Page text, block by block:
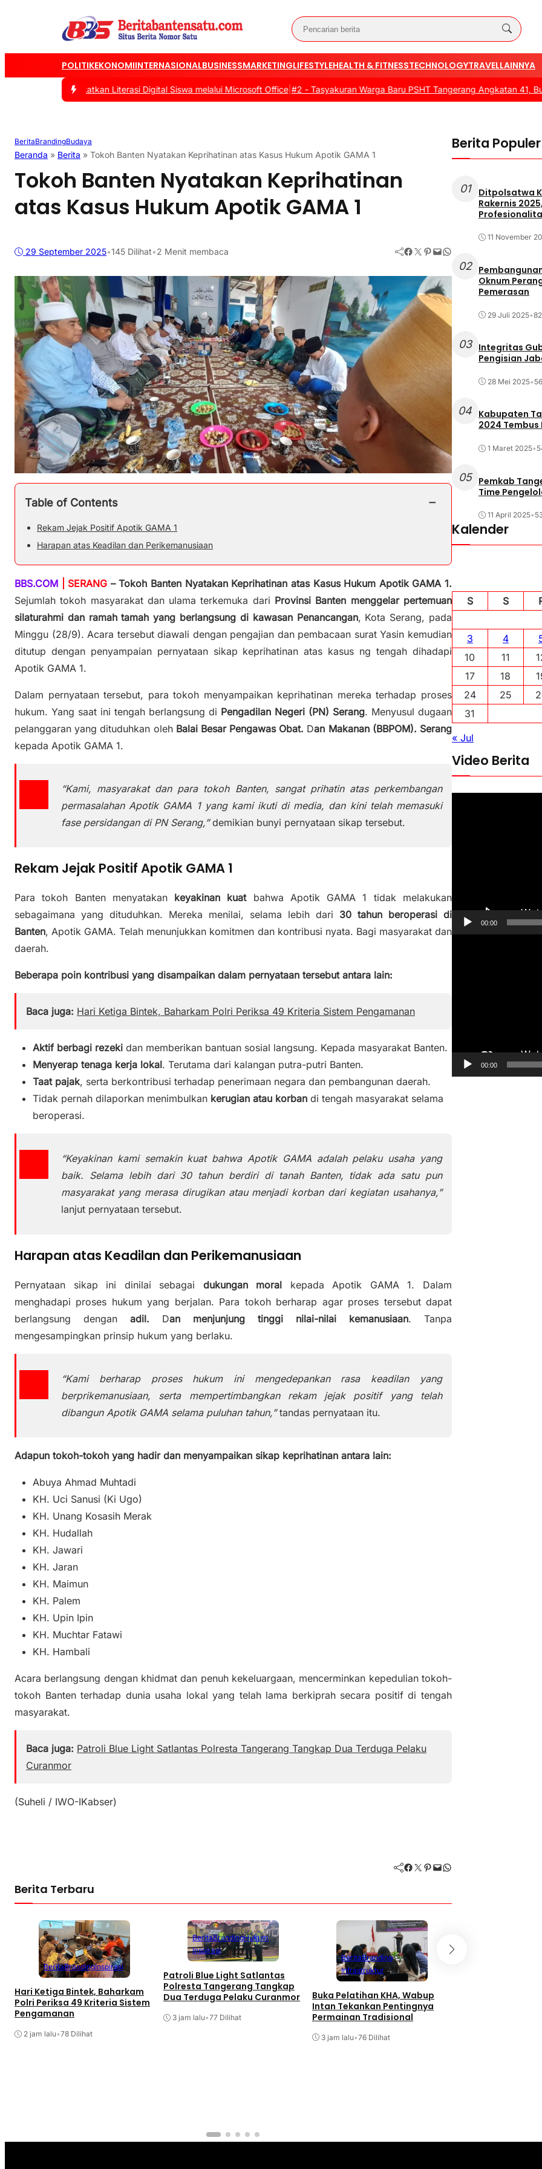
POLITIKEKONOMIINTERNASIONALBUSINESSMARKETINGLIFESTYLEHEALTH & FITNESSTECHNOLOGYTRAVELLAINNYA
Fokus Tingkatkan Literasi Digital Siswa melalui Microsoft Office|#2 -Tasyakuran Warga Baru PSHT Tangerang Angkatan 41, Bupati
BeritaBrandingBudaya
Beranda » Berita » Tokoh Banten Nyatakan Keprihatinan atas Kasus Hukum Apotik GAMA 1
Tokoh Banten Nyatakan Keprihatinan
atas Kasus Hukum Apotik GAMA 1
29 September 2025•145 Dilihat•2 Menit membaca Facebook Twitter Pinterest Mail WhatsApp
Table of Contents −
Rekam Jejak Positif Apotik GAMA 1
Harapan atas Keadilan dan Perikemanusiaan
BBS.COM | SERANG – Tokoh Banten Nyatakan Keprihatinan atas Kasus Hukum Apotik GAMA 1.
Sejumlah tokoh masyarakat dan ulama terkemuka dari Provinsi Banten menggelar pertemuan
silaturahmi dan ramah tamah yang berlangsung di kawasan Penancangan, Kota Serang, pada
Minggu (28/9). Acara tersebut diawali dengan pengajian dan pembacaan surat Yasin kemudian
ditutup dengan penyampaian pernyataan sikap keprihatinan atas kasus ng tengah dihadapi
Apotik GAMA 1.
Dalam pernyataan tersebut, para tokoh menyampaikan keprihatinan mereka terhadap proses
hukum. Yang saat ini tengah berlangsung di Pengadilan Negeri (PN) Serang. Menyusul dugaan
pelanggaran yang dituduhkan oleh Balai Besar Pengawas Obat. Dan Makanan (BBPOM). Serang
kepada Apotik GAMA 1.
“Kami, masyarakat dan para tokoh Banten, sangat prihatin atas perkembangan
permasalahan Apotik GAMA 1 yang kami ikuti di media, dan kini telah memasuki
fase persidangan di PN Serang,”demikian bunyi pernyataan sikap tersebut.
Rekam Jejak Positif Apotik GAMA 1
Para tokoh Banten menyatakan keyakinan kuatbahwa Apotik GAMA 1 tidak melakukan
sebagaimana yang dituduhkan. Mereka menilai, selama lebih dari 30 tahun beroperasi di
Banten, Apotik GAMA. Telah menunjukkan komitmen dan kontribusi nyata. Bagi masyarakat dan
daerah.
Beberapa poin kontribusi yang disampaikan dalam pernyataan tersebut antara lain:
Baca juga: Hari Ketiga Bintek, Baharkam Polri Periksa 49 Kriteria Sistem Pengamanan
Aktif berbagi rezeki dan memberikan bantuan sosial langsung. Kepada masyarakat Banten.
Menyerap tenaga kerja lokal. Terutama dari kalangan putra-putri Banten.
Taat pajak, serta berkontribusi terhadap penerimaan negara dan pembangunan daerah.
Tidak pernah dilaporkan menimbulkan kerugian atau korban di tengah masyarakat selama
beroperasi.
“Keyakinan kami semakin kuat bahwa Apotik GAMA adalah pelaku usaha yang
baik. Selama lebih dari 30 tahun berdiri di tanah Banten, tidak ada satu pun
masyarakat yang merasa dirugikan atau menjadi korban dari kegiatan usahanya,”
lanjut pernyataan tersebut.
Harapan atas Keadilan dan Perikemanusiaan
Pernyataan sikap ini dinilai sebagai dukungan moral kepada Apotik GAMA 1. Dalam
menghadapi proses hukum yang berjalan. Para tokoh berharap agar proses tersebut dapat
berlangsung dengan adil. Dan menjunjung tinggi nilai-nilai kemanusiaan. Tanpa
mengesampingkan prinsip hukum yang berlaku.
“Kami berharap proses hukum ini mengedepankan rasa keadilan yang
berprikemanusiaan, serta mempertimbangkan rekam jejak positif yang telah
dibangun Apotik GAMA selama puluhan tahun,”tandas pernyataan itu.
Adapun tokoh-tokoh yang hadir dan menyampaikan sikap keprihatinan antara lain:
Abuya Ahmad Muhtadi
KH. Uci Sanusi (Ki Ugo)
KH. Unang Kosasih Merak
KH. Hudallah
KH. Jawari
KH. Jaran
KH. Maimun
KH. Palem
KH. Upin Ipin
KH. Muchtar Fatawi
KH. Hambali
Acara berlangsung dengan khidmat dan penuh kekeluargaan, mencerminkan kepedulian tokoh-
tokoh Banten terhadap dunia usaha lokal yang telah lama berkiprah secara positif di tengah
masyarakat.
Baca juga: Patroli Blue Light Satlantas Polresta Tangerang Tangkap Dua Terduga Pelaku
Curanmor
(Suheli / IWO-IKabser)
Facebook Twitter Pinterest Mail WhatsApp
Berita Terbaru
BeritaBrandingInspirasi
Hari Ketiga Bintek, Baharkam
Polri Periksa 49 Kriteria Sistem
Pengamanan
2 jam lalu•78 Dilihat
BeritaBrandingHukum
Inspirasi
Patroli Blue Light Satlantas
Polresta Tangerang Tangkap
Dua Terduga Pelaku Curanmor
3 jam lalu•77 Dilihat
BeritaBranding
Infrastruktur
Buka Pelatihan KHA, Wabup
Intan Tekankan Pentingnya
Permainan Tradisional
3 jam lalu•76 Dilihat
Berita Populer
01
Ditpolsatwa
Rakernis
11 November
02
Oknum
Pemerasan
29 Juli 2025•
03
Integritas
Pengisian
28 Mei 2025•
04 Kabupaten
2024 Tembus
1 Maret 2025•
05
Pemkab
Time
11 April 2025•
Kalender
S
S
3
4
10
11
17
18
24
25
31
« Jul
Video Berita
r
V
i
00:00
i
00:00